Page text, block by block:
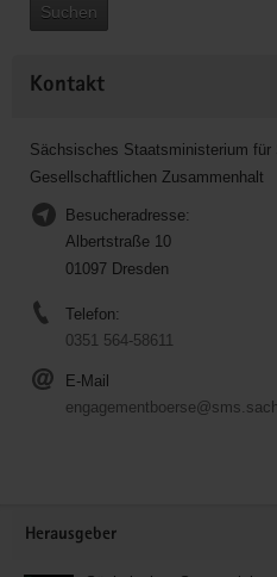
Suchen
Kontakt
Sächsisches Staatsministerium für
Gesellschaftlichen Zusammenhalt
Besucheradresse:
Albertstraße 10
01097 Dresden
Telefon:
0351 564-58611
E-Mail
Herausgeber